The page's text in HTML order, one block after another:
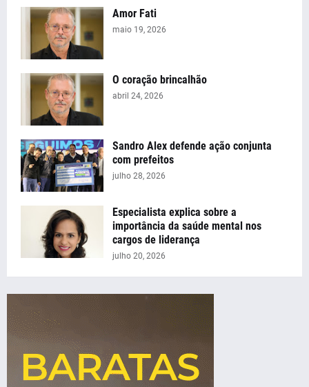
Amor Fati
maio 19, 2026
O coração brincalhão
abril 24, 2026
Sandro Alex defende ação conjunta
com prefeitos
julho 28, 2026
Especialista explica sobre a
importância da saúde mental nos
cargos de liderança
julho 20, 2026